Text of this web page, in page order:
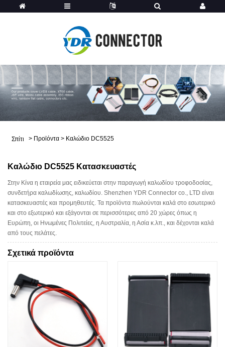
Σπίτι > Προϊόντα > Καλώδιο DC5525
Καλώδιο DC5525 Κατασκευαστές
Στην Κίνα η εταιρεία μας ειδικεύεται στην παραγωγή καλωδίου τροφοδοσίας,
συνδετήρα καλωδίωσης, καλωδίου. Shenzhen YDR Connector co., LTD είναι
κατασκευαστές και προμηθευτές. Τα προϊόντα πωλούνται καλά στο εσωτερικό
και στο εξωτερικό και εξάγονται σε περισσότερες από 20 χώρες όπως η
Ευρώπη, οι Ηνωμένες Πολιτείες, η Αυστραλία, η Ασία κ.λπ., και δέχονται καλά
από τους πελάτες.
Σχετικά προϊόντα